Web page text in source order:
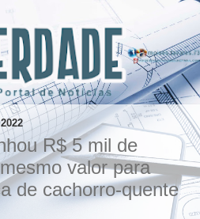
R$ 5 mil de
valor para
de cachorro-quente